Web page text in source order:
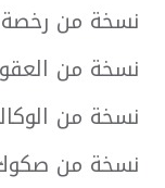
نسخة من رخصة
نسخة من
نسخة من
نسخة من